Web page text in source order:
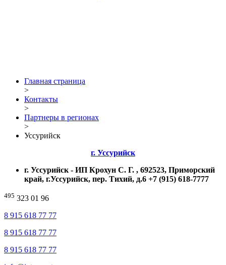
Главная страница
>
Контакты
>
Партнеры в регионах
>
Уссурийск
г. Уссурийск
г. Уссурийск - ИП Крохун С. Г. , 692523, Приморский
край, г.Уссурийск, пер. Тихий, д.6 +7 (915) 618-7777
495 323 01 96
8 915 618 77 77
8 915 618 77 77
8 915 618 77 77